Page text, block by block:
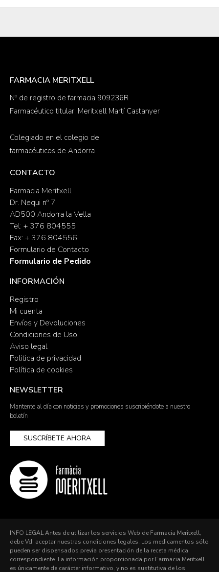
FARMACIA MERITXELL
Nº de registro de farmacia 909236R
Farmacéutico titular: Meritxell Martí Castanyer
Colegiado en el colegio de
farmacéuticos de Andorra
CONTACTO
Farmacia Meritxell
Dr. Nequi nº 7
AD500 Andorra la Vella
Tel: + 376 804555
Fax: + 376 804556
Formulario de Contacto
Formulario de Pedido
INFORMACIÓN
Registro
Mi cuenta
Envíos y Devoluciones
Condiciones de Uso
Aviso legal
Política de privacidad
Política de cookies
NEWSLETTER
Mantente al día con noticias y promociones suscribiéndote a nuestro
boletín
SUSCRÍBETE AHORA
INFO LEGAL Antes de utilizar los servicios Web de Farmacia Meritxell,
debe Vd. aceptar nuestras condiciones legales. Los medicamentos sólo
pueden ser dispensados previa presentación de la receta médica
correspondiente. La información proporcionada por Farmacia Meritxell
es únicamente de carácter informativo, y no es sustitutiva de los